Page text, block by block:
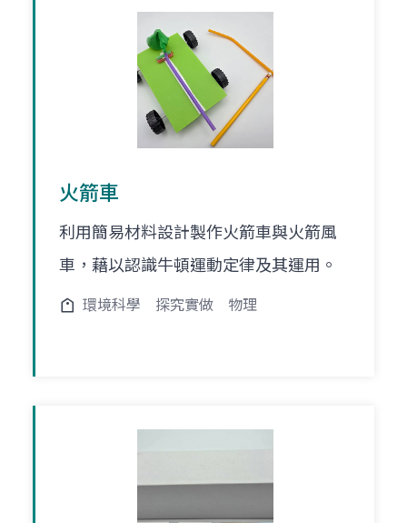
火箭車
利用簡易材料設計製作火箭車與火箭風
車，藉以認識牛頓運動定律及其運用。
環境科學 探究實做 物理